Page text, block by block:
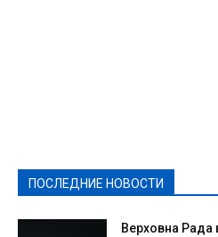
ПОСЛЕДНИЕ НОВОСТИ
Верховна Рада